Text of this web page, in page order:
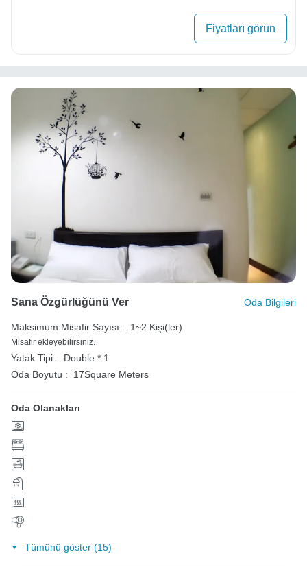
Fiyatları görün
Sana Özgürlüğünü Ver Oda Bilgileri
Maksimum Misafir Sayısı : 1~2 Kişi(ler)
Misafir ekleyebilirsiniz.
Yatak Tipi :
Double * 1
Oda Boyutu :
17Square Meters
Oda Olanakları
Tümünü göster (15)